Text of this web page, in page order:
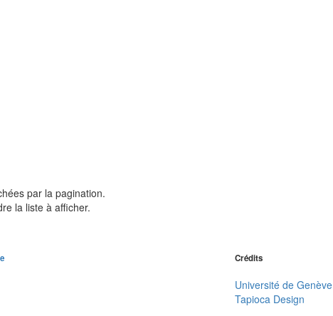
par la pagination.
la liste à afficher.
Crédits
Université de Genève
Tapioca Design